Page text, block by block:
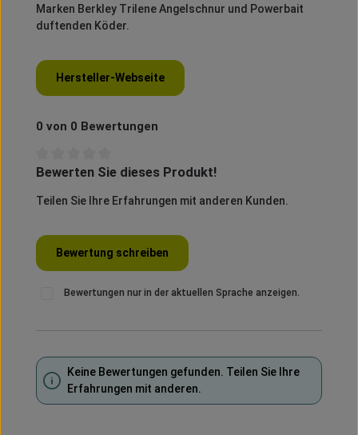
Marken Berkley TrileneAngelschnur und Powerbait
duftenden Köder.
Hersteller-Webseite
0 von 0 Bewertungen
Durchschnittliche Bewertung von 0 von 5 Sternen
Bewerten Sie dieses Produkt!
Teilen Sie Ihre Erfahrungen mit anderen Kunden.
Bewertung schreiben
Bewertungen nur in der aktuellen Sprache anzeigen.
Keine Bewertungen gefunden. Teilen Sie Ihre
Erfahrungen mit anderen.